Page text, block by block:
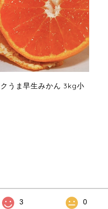
クうま早生みかん 3kg小
3 0